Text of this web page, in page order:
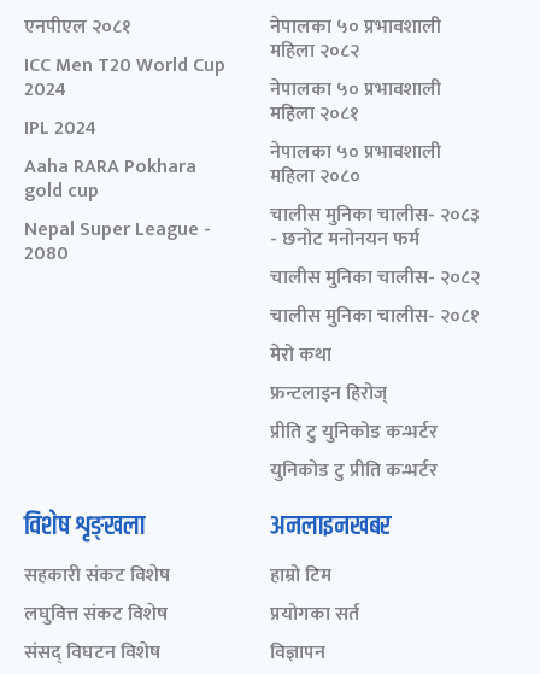
एनपीएल २०८१
ICC Men T20 World Cup
2024
IPL 2024
Aaha RARA Pokhara
gold cup
Nepal Super League -
2080
नेपालका ५० प्रभावशाली
महिला २०८२
नेपालका ५० प्रभावशाली
महिला २०८१
नेपालका ५० प्रभावशाली
महिला २०८०
चालीस मुनिका चालीस- २०८३
- छनोट मनोनयन फर्म
चालीस मुनिका चालीस- २०८२
चालीस मुनिका चालीस- २०८१
मेरो कथा
फ्रन्टलाइन हिरोज्
प्रीति टु युनिकोड कन्भर्टर
युनिकोड टु प्रीति कन्भर्टर
विशेष शृङ्खला
सहकारी संकट विशेष
लघुवित्त संकट विशेष
संसद् विघटन विशेष
अनलाइनखबर
हाम्रो टिम
प्रयोगका सर्त
विज्ञापन